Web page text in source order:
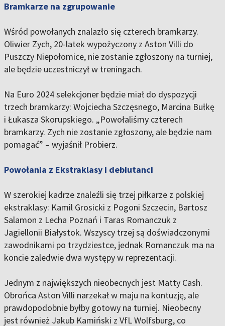
Bramkarze na zgrupowanie
Wśród powołanych znalazło się czterech bramkarzy.
Oliwier Zych, 20-latek wypożyczony z Aston Villi do
Puszczy Niepołomice, nie zostanie zgłoszony na turniej,
ale będzie uczestniczył w treningach.
Na Euro 2024 selekcjoner będzie miał do dyspozycji
trzech bramkarzy: Wojciecha Szczęsnego, Marcina Bułkę
i Łukasza Skorupskiego. „Powołaliśmy czterech
bramkarzy. Zych nie zostanie zgłoszony, ale będzie nam
pomagać” – wyjaśnił Probierz.
Powołania z Ekstraklasy i debiutanci
W szerokiej kadrze znaleźli się trzej piłkarze z polskiej
ekstraklasy: Kamil Grosicki z Pogoni Szczecin, Bartosz
Salamon z Lecha Poznań i Taras Romanczuk z
Jagiellonii Białystok. Wszyscy trzej są doświadczonymi
zawodnikami po trzydziestce, jednak Romanczuk ma na
koncie zaledwie dwa występy w reprezentacji.
Jednym z największych nieobecnych jest Matty Cash.
Obrońca Aston Villi narzekał w maju na kontuzję, ale
prawdopodobnie byłby gotowy na turniej. Nieobecny
jest również Jakub Kamiński z VfL Wolfsburg, co